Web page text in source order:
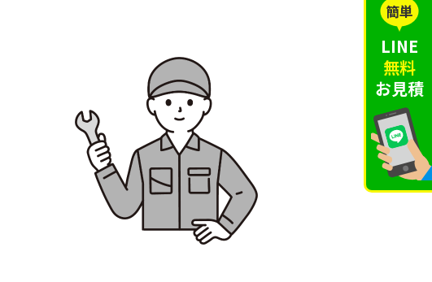
簡単
LINE
無料
お見積